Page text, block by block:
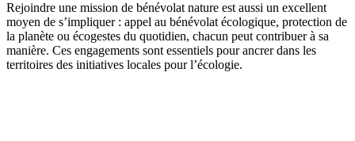
Rejoindre une mission de bénévolat nature est aussi un excellent
moyen de s’impliquer : appel au bénévolat écologique, protection de
la planète ou écogestes du quotidien, chacun peut contribuer à sa
manière. Ces engagements sont essentiels pour ancrer dans les
territoires des initiatives locales pour l’écologie.